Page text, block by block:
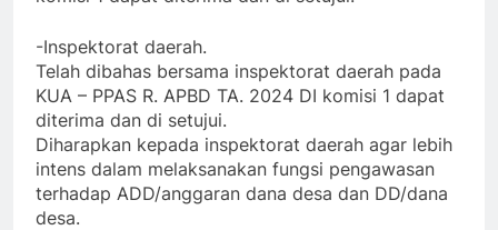
-Inspektorat daerah.
Telah dibahas bersama inspektorat daerah pada
KUA – PPAS R. APBD TA. 2024 DI komisi 1 dapat
diterima dan di setujui.
Diharapkan kepada inspektorat daerah agar lebih
intens dalam melaksanakan fungsi pengawasan
terhadap ADD/anggaran dana desa dan DD/dana
desa.